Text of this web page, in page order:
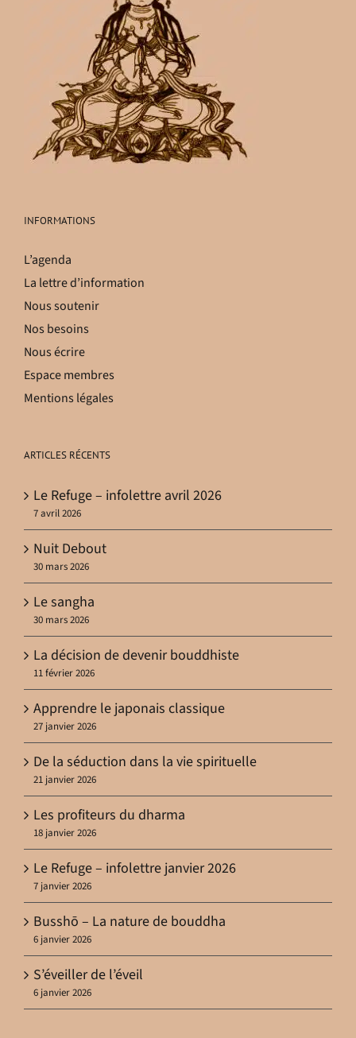
INFORMATIONS
L’agenda
La lettre d’information
Nous soutenir
Nos besoins
Nous écrire
Espace membres
Mentions légales
ARTICLES RÉCENTS
Le Refuge – infolettre avril 2026
7 avril 2026
Nuit Debout
30 mars 2026
Le sangha
30 mars 2026
La décision de devenir bouddhiste
11 février 2026
Apprendre le japonais classique
27 janvier 2026
De la séduction dans la vie spirituelle
21 janvier 2026
Les profiteurs du dharma
18 janvier 2026
Le Refuge – infolettre janvier 2026
7 janvier 2026
Busshō – La nature de bouddha
6 janvier 2026
S’éveiller de l’éveil
6 janvier 2026